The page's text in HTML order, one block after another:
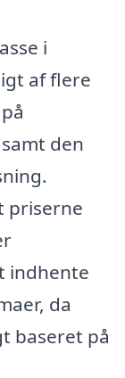
i
af flere
den
priserne
indhente
da
baseret på